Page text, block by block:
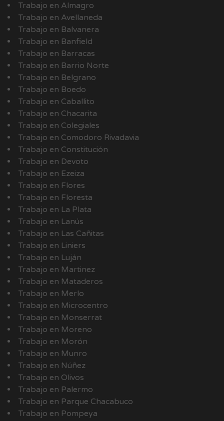
Trabajo en Almagro
Trabajo en Avellaneda
Trabajo en Balvanera
Trabajo en Banfield
Trabajo en Barracas
Trabajo en Barrio Norte
Trabajo en Belgrano
Trabajo en Boedo
Trabajo en Caballito
Trabajo en Chacarita
Trabajo en Colegiales
Trabajo en Comodoro Rivadavia
Trabajo en Constitución
Trabajo en Devoto
Trabajo en Ezeiza
Trabajo en Flores
Trabajo en Floresta
Trabajo en La Plata
Trabajo en Lanús
Trabajo en Las Cañitas
Trabajo en Liniers
Trabajo en Luján
Trabajo en Martinez
Trabajo en Mataderos
Trabajo en Merlo
Trabajo en Microcentro
Trabajo en Monserrat
Trabajo en Moreno
Trabajo en Morón
Trabajo en Munro
Trabajo en Núñez
Trabajo en Olivos
Trabajo en Palermo
Trabajo en Parque Chacabuco
Trabajo en Pompeya